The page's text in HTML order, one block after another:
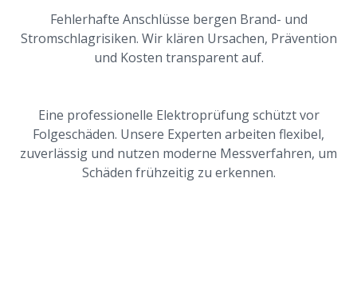
Fehlerhafte Anschlüsse bergen Brand- und
Stromschlagrisiken. Wir klären Ursachen, Prävention
und Kosten transparent auf.
Eine professionelle Elektroprüfung schützt vor
Folgeschäden. Unsere Experten arbeiten flexibel,
zuverlässig und nutzen moderne Messverfahren, um
Schäden frühzeitig zu erkennen.